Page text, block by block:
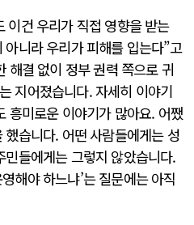
이건 우리가 직접 영향을 받는
니라 우리가 피해를 입는다”고
해결 없이 정부 권력 쪽으로 귀
지어졌습니다. 자세히 이야기
흥미로운 이야기가 많아요. 어쨌
습니다. 어떤 사람들에게는 성
들에게는 그렇지 않았습니다.
해야 하느냐’는 질문에는 아직